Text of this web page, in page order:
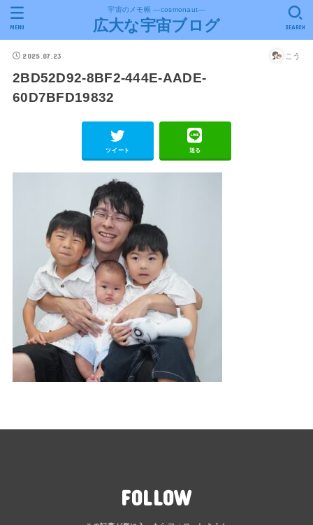
宇宙のメモ帳 ―cosmonaut―
広大な宇宙ブログ SEARCH
MENU
2025.07.23 こう
2BD52D92-8BF2-444E-AADE-
60D7BFD19832
ツイート 送る
FOLLOW